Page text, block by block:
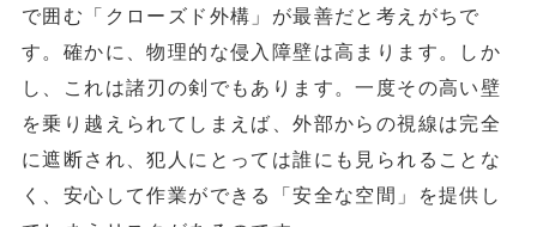
で囲む「クローズド外構」が最善だと考えがちで
す。確かに、物理的な侵入障壁は高まります。しか
し、これは諸刃の剣でもあります。一度その高い壁
を乗り越えられてしまえば、外部からの視線は完全
に遮断され、犯人にとっては誰にも見られることな
く、安心して作業ができる「安全な空間」を提供し